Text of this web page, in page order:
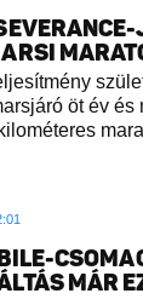
öt év és
MÁR